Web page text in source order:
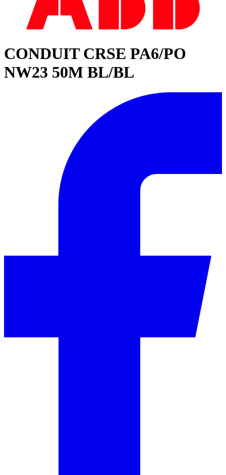
CONDUIT CRSE PA6/PO
NW23 50M BL/BL